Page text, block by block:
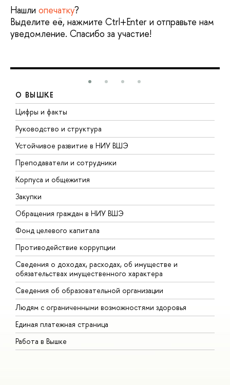
Нашли опечатку?
Выделите её, нажмите Ctrl+Enter и отправьте нам
уведомление. Спасибо за участие!
О ВЫШКЕ
Цифры и факты
Руководство и структура
Устойчивое развитие в НИУ ВШЭ
Преподаватели и сотрудники
Корпуса и общежития
Закупки
Обращения граждан в НИУ ВШЭ
Фонд целевого капитала
Противодействие коррупции
Сведения о доходах, расходах, об имуществе и
обязательствах имущественного характера
Сведения об образовательной организации
Людям с ограниченными возможностями здоровья
Единая платежная страница
Работа в Вышке